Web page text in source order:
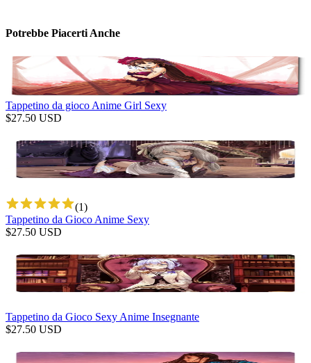
Potrebbe Piacerti Anche
Tappetino da gioco Anime Girl Sexy
$27.50 USD
(1)
Tappetino da Gioco Anime Sexy
$27.50 USD
Tappetino da Gioco Sexy Anime Insegnante
$27.50 USD